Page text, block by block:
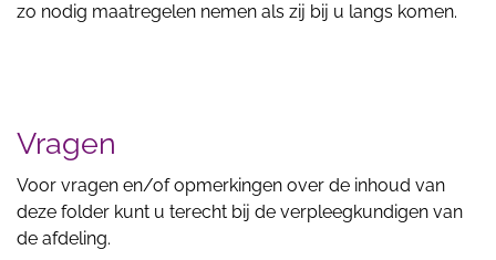
zo nodig maatregelen nemen als zij bij u langs komen.
Vragen
Voor vragen en/of opmerkingen over de inhoud van
deze folder kunt u terecht bij de verpleegkundigen van
de afdeling.